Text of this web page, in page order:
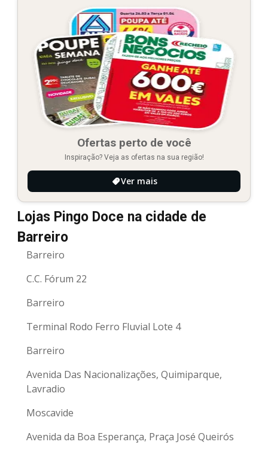
Ofertas perto de você
Inspiração? Veja as ofertas na sua região!
Ver mais
Lojas Pingo Doce na cidade de
Barreiro
Barreiro
C.C. Fórum 22
Barreiro
Terminal Rodo Ferro Fluvial Lote 4
Barreiro
Avenida Das Nacionalizações, Quimiparque,
Lavradio
Moscavide
Avenida da Boa Esperança, Praça José Queirós